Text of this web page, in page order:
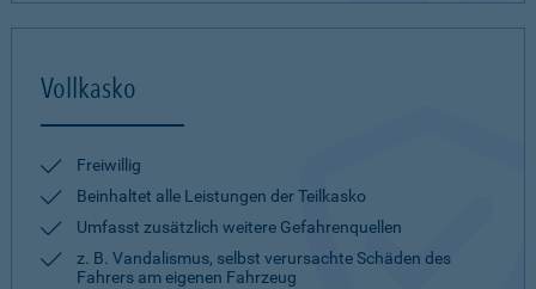
Vollkasko
Freiwillig
Beinhaltet alle Leistungen der Teilkasko
Umfasst zusätzlich weitere Gefahrenquellen
z. B. Vandalismus, selbst verursachte Schäden des
Fahrers am eigenen Fahrzeug